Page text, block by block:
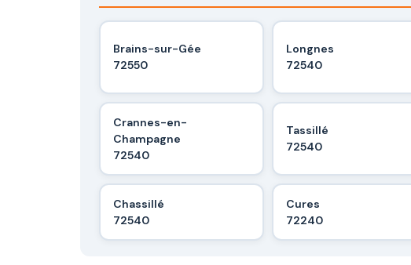
Brains-sur-Gée
72550
Longnes
72540
Crannes-en-
Champagne
72540
Tassillé
72540
Chassillé
72540
Cures
72240